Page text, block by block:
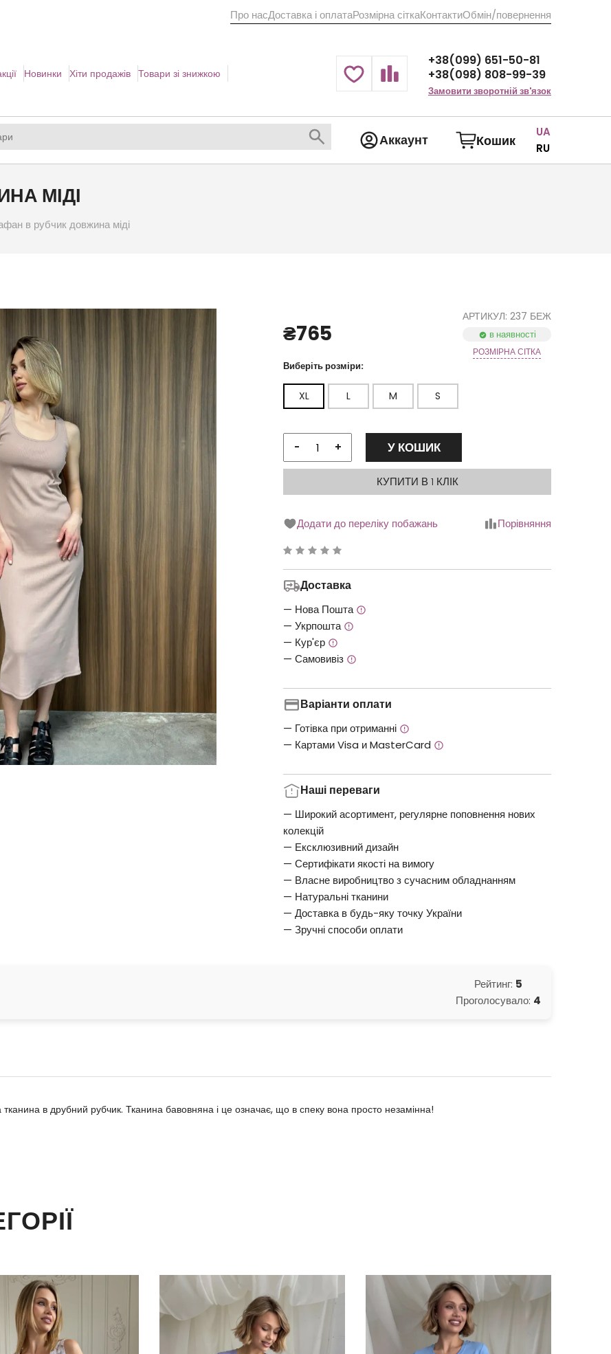
Про насДоставка і оплатаРозмірна сіткаКонтактиОбмін/повернення
Новинки Хіти продажів Товари зі знижкою
+38(099) 651-50-81
+38(098) 808-99-39
Замовити зворотній зв'язок
Аккаунт Кошик
UA
RU
МІДІ
в рубчик довжина міді
₴765
АРТИКУЛ: 237 БЕЖ
в наявності
РОЗМІРНА СІТКА
Виберіть розміри:
XL L M S
- + У КОШИК
КУПИТИ В 1 КЛІК
Додати до переліку побажань Порівняння
0.00
з
5
Доставка
— Нова Пошта
— Укрпошта
— Кур'єр
— Самовивіз
Варіанти оплати
— Готівка при отриманні
— Картами Visa и MasterCard
Наші переваги
— Широкий асортимент, регулярне поповнення нових
колекцій
— Ексклюзивний дизайн
— Сертифікати якості на вимогу
— Власне виробництво з сучасним обладнанням
— Натуральні тканини
— Доставка в будь-яку точку України
— Зручні способи оплати
Рейтинг: 5
Проголосувало: 4
в друбний рубчик. Тканина бавовняна і це означає, що в спеку вона просто незамінна!